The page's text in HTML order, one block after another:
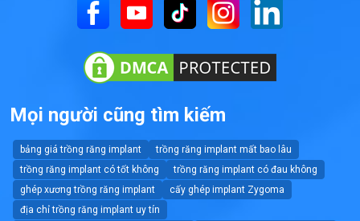
Mọi người cũng tìm kiếm
bảng giá trồng răng implant
trồng răng implant mất bao lâu
trồng răng implant có tốt không
trồng răng implant có đau không
ghép xương trồng răng implant
cấy ghép implant Zygoma
địa chỉ trồng răng implant uy tín